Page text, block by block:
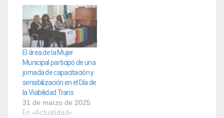
El área de la Mujer
Municipal participó de una
jornada de capacitación y
sensibilización en el Día de
la Visibilidad Trans
31 de marzo de 2025
En «Actualidad»